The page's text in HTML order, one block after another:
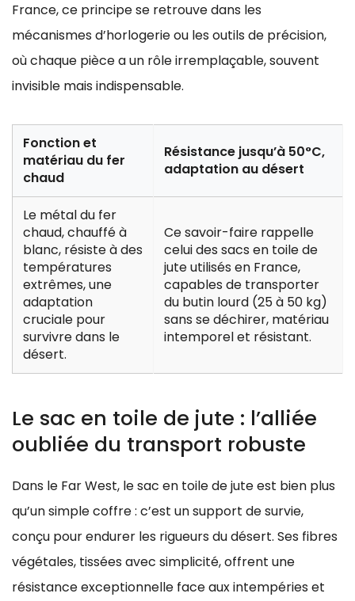
France, ce principe se retrouve dans les
mécanismes d’horlogerie ou les outils de précision,
où chaque pièce a un rôle irremplaçable, souvent
invisible mais indispensable.
Fonction et
matériau du fer
chaud
Résistance jusqu’à 50°C,
adaptation au désert
Le métal du fer
chaud, chauffé à
blanc, résiste à des
températures
extrêmes, une
adaptation
cruciale pour
survivre dans le
désert.
Ce savoir-faire rappelle
celui des sacs en toile de
jute utilisés en France,
capables de transporter
du butin lourd (25 à 50 kg)
sans se déchirer, matériau
intemporel et résistant.
Le sac en toile de jute : l’alliée
oubliée du transport robuste
Dans le Far West, le sac en toile de jute est bien plus
qu’un simple coffre : c’est un support de survie,
conçu pour endurer les rigueurs du désert. Ses fibres
végétales, tissées avec simplicité, offrent une
résistance exceptionnelle face aux intempéries et